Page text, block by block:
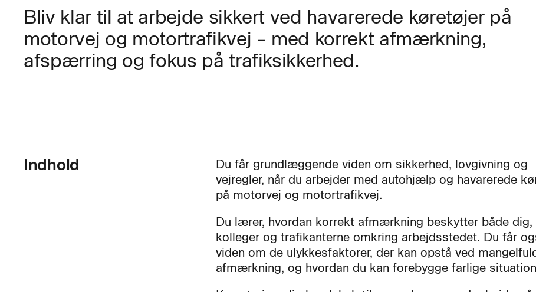
Bliv klar til at arbejde sikkert ved havarerede køretøjer på
motorvej og motortrafikvej – med korrekt afmærkning,
afspærring og fokus på trafiksikkerhed.
Indhold
Du får grundlæggende viden om sikkerhed, lovgivning og
vejregler, når du arbejder med autohjælp og havarerede
på motorvej og motortrafikvej.
Du lærer, hvordan korrekt afmærkning beskytter både dig,
kolleger og trafikanterne omkring arbejdsstedet. Du får
viden om de ulykkesfaktorer, der kan opstå ved
afmærkning, og hvordan du kan forebygge farlige